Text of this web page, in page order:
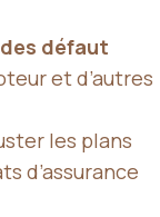
défaut
et d’autres
les plans
d’assurance